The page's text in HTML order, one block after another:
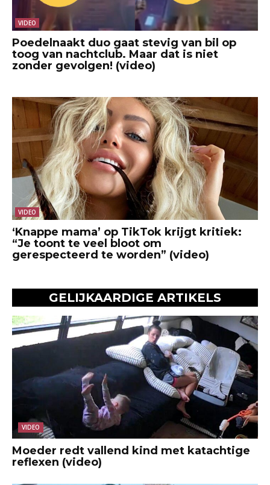
VIDEO
Poedelnaakt duo gaat stevig van bil op
toog van nachtclub. Maar dat is niet
zonder gevolgen! (video)
VIDEO
‘Knappe mama’ op TikTok krijgt kritiek:
“Je toont te veel bloot om
gerespecteerd te worden” (video)
GELIJKAARDIGE ARTIKELS
VIDEO
Moeder redt vallend kind met katachtige
reflexen (video)